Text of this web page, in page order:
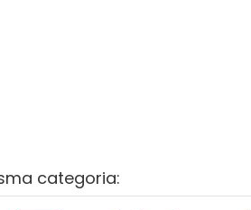
categoria: